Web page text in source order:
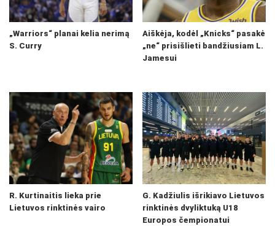
„Warriors“ planai kelia nerimą
S. Curry
Aiškėja, kodėl „Knicks“ pasakė
„ne“ prisišlieti bandžiusiam L.
Jamesui
R. Kurtinaitis lieka prie
Lietuvos rinktinės vairo
G. Kadžiulis išrikiavo Lietuvos
rinktinės dvyliktuką U18
Europos čempionatui